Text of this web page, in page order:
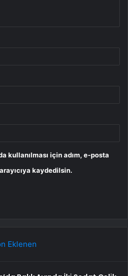
kullanılması için adım, e-posta
kaydedilsin.
Eklenen